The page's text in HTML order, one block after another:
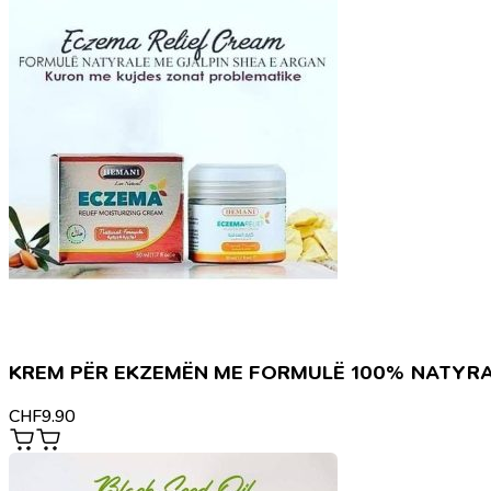
KREM PËR EKZEMËN ME FORMULË 100%
CHF9.90